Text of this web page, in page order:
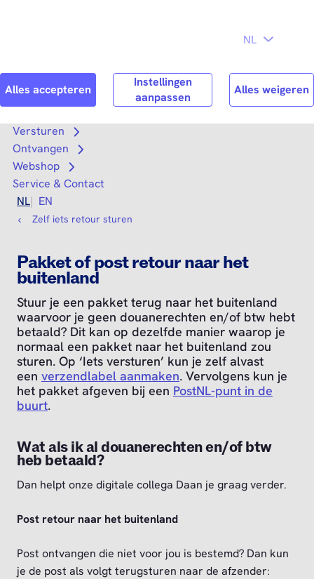
Search Zoek
Versturen
Open submenu
Ontvangen
Open submenu
Webshop
Open submenu
Service & Contact
NL
EN
Zelf iets retour sturen
Pakket of post retour naar het
buitenland
Stuur je een pakket terug naar het buitenland
waarvoor je geen douanerechten en/of btw hebt
betaald? Dit kan op dezelfde manier waarop je
normaal een pakket naar het buitenland zou
sturen. Op ‘Iets versturen’ kun je zelf alvast
een verzendlabel aanmaken. Vervolgens kun je
het pakket afgeven bij een PostNL-punt in de
buurt.
Wat als ik al douanerechten en/of btw
heb betaald?
Dan helpt onze digitale collega Daan je graag verder.
Post retour naar het buitenland
Post ontvangen die niet voor jou is bestemd? Dan kun
je de post als volgt terugsturen naar de afzender: